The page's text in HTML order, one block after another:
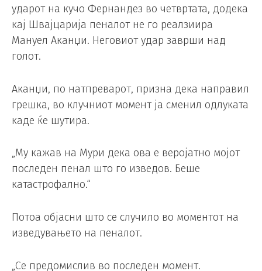
ударот на кучо Фернандез во четвртата, додека
кај Швајцарија пеналот не го реалзиира
Мануел Аканџи. Неговиот удар заврши над
голот.
Аканџи, по натпреварот, призна дека направил
грешка, во клучниот момент ја сменил одлуката
каде ќе шутира.
„Му кажав на Мури дека ова е веројатно мојот
последен пенал што го изведов. Беше
катастрофално.“
Потоа објасни што се случило во моментот на
изведувањето на пеналот.
„Се предомислив во последен момент.